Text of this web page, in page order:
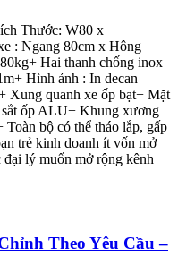
Thước: W80 x
: Ngang 80cm x Hông
Hai thanh chống inox
Hình ảnh : In decan
Xung quanh xe ốp bạt+ Mặt
sắt ốp ALU+ Khung xương
Toàn bộ có thể tháo lắp, gấp
trẻ kinh doanh ít vốn mở
đại lý muốn mở rộng kênh
Theo Yêu Cầu –